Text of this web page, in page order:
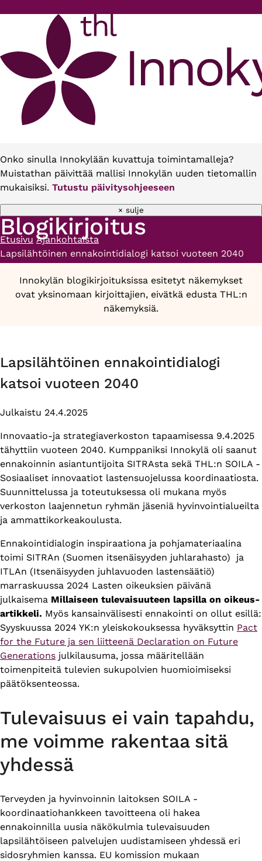
Onko sinulla Innokylään kuvattuja toimintamalleja?
Muistathan päivittää mallisi Innokylän uuden tietomallin
mukaisiksi. Tutustu päivitysohjeeseen
× sulje
Murupolku
Etusivu Ajankohtaista
Lapsilähtöinen ennakointidialogi katsoi vuoteen 2040
Blogikirjoitus
Innokylän blogikirjoituksissa esitetyt näkemykset
ovat yksinomaan kirjoittajien, eivätkä edusta THL:n
näkemyksiä.
Lapsilähtöinen ennakointidialogi
katsoi vuoteen 2040
Julkaistu 24.4.2025
Innovaatio-ja strategiaverkoston tapaamisessa 9.4.2025
tähyttiin vuoteen 2040. Kumppaniksi Innokylä oli saanut
ennakoinnin asiantuntijoita SITRAsta sekä THL:n SOILA -
Sosiaaliset innovaatiot lastensuojelussa koordinaatiosta.
Suunnittelussa ja toteutuksessa oli mukana myös
verkoston laajennetun ryhmän jäseniä hyvinvointialueilta
ja ammattikorkeakoulusta.
Ennakointidialogin inspiraationa ja pohjamateriaalina
toimi SITRAn (Suomen itsenäisyyden juhlarahasto) ja
ITLAn (Itsenäisyyden juhlavuoden lastensäätiö)
marraskuussa 2024 Lasten oikeuksien päivänä
julkaisema Millaiseen tulevaisuuteen lapsilla on oikeus-
artikkeli. Myös kansainvälisesti ennakointi on ollut esillä:
Syyskuussa 2024 YK:n yleiskokouksessa hyväksyttin Pact
for the Future ja sen liitteenä Declaration on Future
Generations julkilausuma, jossa määritellään
toimenpiteitä tulevien sukupolvien huomioimiseksi
päätöksenteossa.
Tulevaisuus ei vain tapahdu,
me voimme rakentaa sitä
yhdessä
Terveyden ja hyvinvoinnin laitoksen SOILA -
koordinaatiohankkeen tavoitteena oli hakea
ennakoinnilla uusia näkökulmia tulevaisuuden
lapsilähtöiseen palvelujen uudistamiseen yhdessä eri
sidosryhmien kanssa. EU komission mukaan